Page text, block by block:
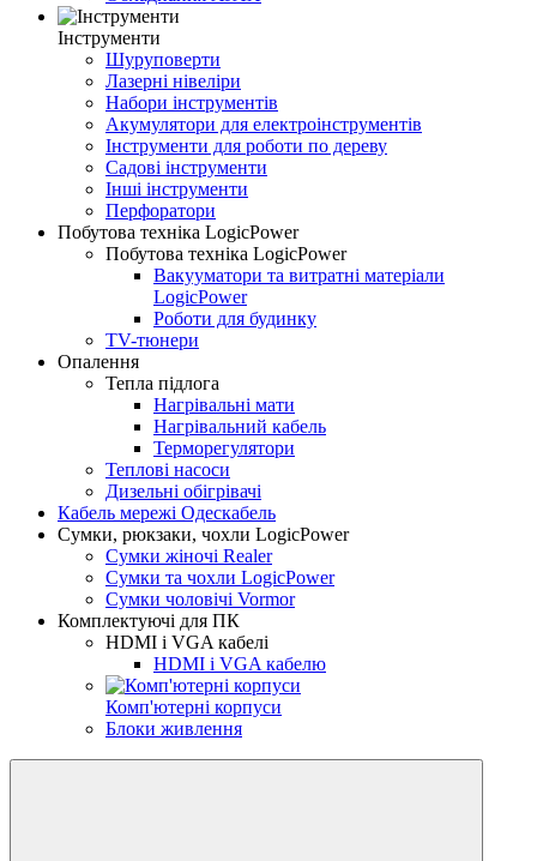
Інструменти
Шуруповерти
Лазерні нівеліри
Набори інструментів
Акумулятори для електроінструментів
Інструменти для роботи по дереву
Садові інструменти
Інші інструменти
Перфоратори
Побутова техніка LogicPower
Побутова техніка LogicPower
Вакууматори та витратні матеріали
LogicPower
Роботи для будинку
TV-тюнери
Опалення
Тепла підлога
Нагрівальні мати
Нагрівальний кабель
Терморегулятори
Теплові насоси
Дизельні обігрівачі
Кабель мережі Одескабель
Сумки, рюкзаки, чохли LogicPower
Сумки жіночі Realer
Сумки та чохли LogicPower
Сумки чоловічі Vormor
Комплектуючі для ПК
HDMI і VGA кабелі
HDMI і VGA кабелю
Комп'ютерні корпуси
Блоки живлення